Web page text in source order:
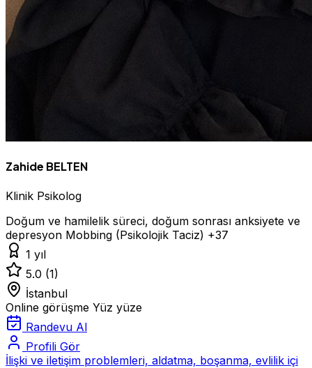
Zahide BELTEN
Klinik Psikolog
Doğum ve hamilelik süreci, doğum sonrası anksiyete ve
depresyon Mobbing (Psikolojik Taciz) +37
1 yıl
5.0 (1)
İstanbul
Online görüşme Yüz yüze
Randevu Al
Profili Gör
İlişki ve iletişim problemleri, aldatma, boşanma, evlilik içi